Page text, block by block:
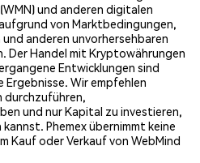
und anderen digitalen
von Marktbedingungen,
anderen unvorhersehbaren
Der Handel mit Kryptowährungen
Entwicklungen sind
Wir empfehlen
durchzuführen,
und nur Kapital zu investieren,
Phemex übernimmt keine
Kauf oder Verkauf von WebMind